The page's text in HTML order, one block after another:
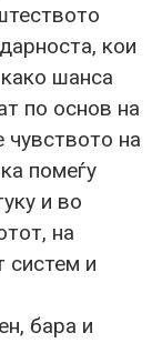
кои
шанса
по основ на
чувството на
помеѓу
и во
на
систем и
бара и